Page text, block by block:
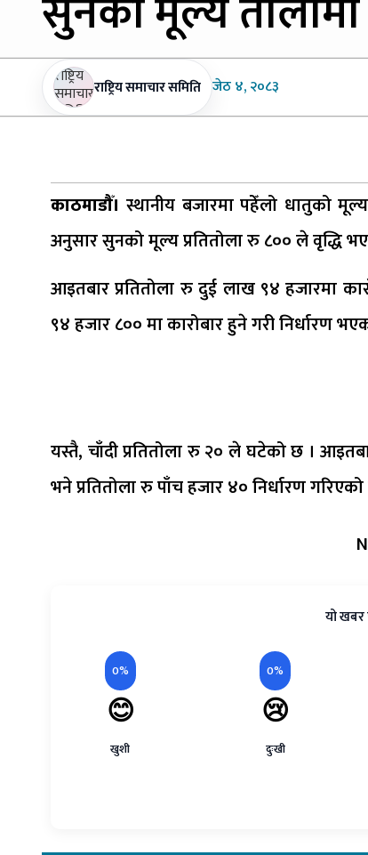
राष्ट्रिय समाचार समिति जेठ४, २०८३
काठमाडौँ। स्थानीय बजारमा पहेँलो धातुको
अनुसार सुनको मूल्य प्रतितोला रु ८०० ले वृद्धि
आइतबार प्रतितोला रु दुई लाख ९४ हजारमा
९४ हजार ८०० मा कारोबार हुने गरी निर्धारण
यस्तै, चाँदी प्रतितोला रु २० ले घटेको छ ।
भने प्रतितोला रु पाँच हजार ४० निर्धारण
यो खबर
0%
😊
खुशी
0%
😢
दुःखी